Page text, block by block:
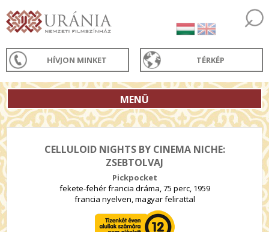
HÍVJON MINKET TÉRKÉP
MENÜ
CELLULOID NIGHTS BY CINEMA NICHE:
ZSEBTOLVAJ
Pickpocket
fekete-fehér francia dráma, 75 perc, 1959
francia nyelven, magyar felirattal